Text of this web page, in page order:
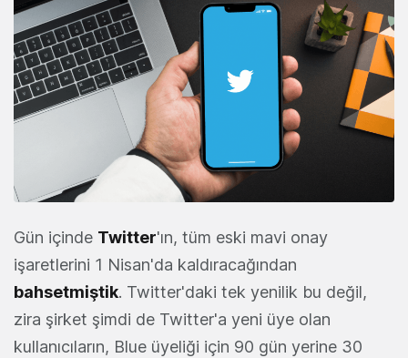
Gün içinde Twitter'ın, tüm eski mavi onay
işaretlerini 1 Nisan'da kaldıracağından
bahsetmiştik. Twitter'daki tek yenilik bu değil,
zira şirket şimdi de Twitter'a yeni üye olan
kullanıcıların, Blue üyeliği için 90 gün yerine 30